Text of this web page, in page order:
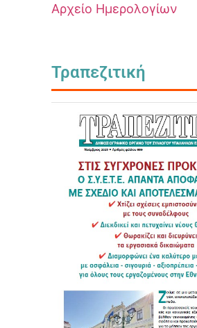
Αρχείο Ημερολογίων
Τραπεζιτική